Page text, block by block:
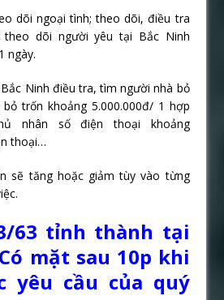
dõi ngoại tình; theo dõi, điều tra
theo dõi người yêu tại Bắc Ninh
ngày.
Ninh điều tra, tìm người nhà bỏ
trốn khoảng 5.000.000đ/ 1 hợp
nhân số điện thoại khoảng
thoại…
sẽ tăng hoặc giảm tùy vào từng
63 tỉnh thành tại
mặt sau 10p khi
yêu cầu của quý